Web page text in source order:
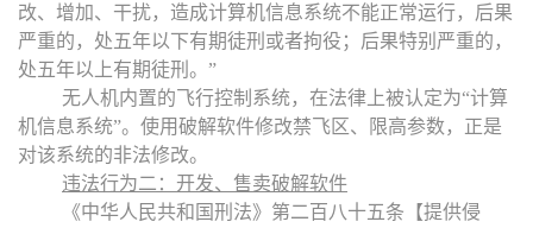
改、增加、干扰，造成计算机信息系统不能正常运行，后果
严重的，处五年以下有期徒刑或者拘役；后果特别严重的，
处五年以上有期徒刑。 ”
无人机内置的飞行控制系统，在法律上被认定为“计算
机信息系统”。使用破解软件修改禁飞区、限高参数，正是
对该系统的非法修改。
违法行为二：开发、售卖破解软件
《中华人民共和国刑法》第二百八十五条【提供侵